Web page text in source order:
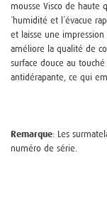
mousse Visco de haute
´humidité et l´évacue
et laisse une
améliore la qualité de
surface douce au
antidérapante, ce qui
Remarque: Les
numéro de série.